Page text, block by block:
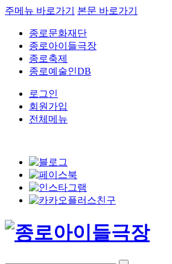
주메뉴 바로가기 본문 바로가기
종로문화재단
종로아이들극장
종로축제
종로예술인DB
로그인
회원가입
전체메뉴